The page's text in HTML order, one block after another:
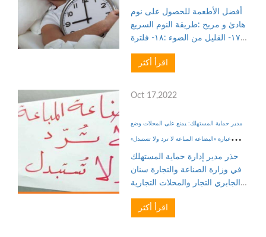
أفضل الأطعمة للحصول على نوم
هادئ و مريح :طريقة النوم السريع
:١٧- القليل من الضوء :١٨- فلترة
نباتات موصي بها لغرف النوم
اقرأ أكثر
Oct 17,2022
مدير حماية المستهلك: يمنع على المحلات وضع
عبارة «البضاعة المباعة لا ترد ولا تستبدل»
التعليقات
حذر مدير إدارة حماية المستهلك
في وزارة الصناعة والتجارة سنان
الجابري التجار والمحلات التجارية
ترد ولا تستبدل»، واعتبارها مبدأ في
اقرأ أكثر